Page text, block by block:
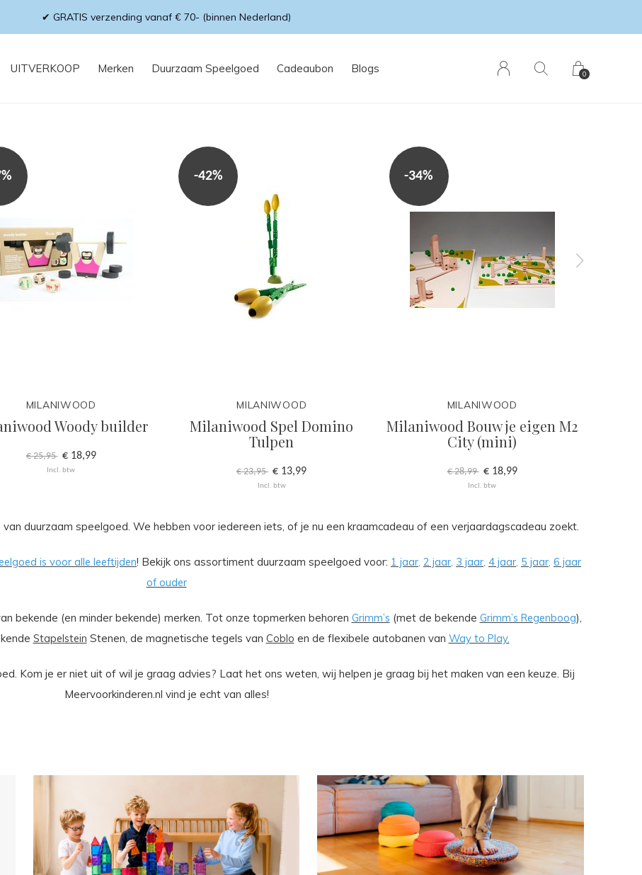
UITVERKOOP Merken Duurzaam Speelgoed Cadeaubon Blogs 0
✔ GRATIS verzending vanaf € 70- (binnen Nederland)
MILANIWOOD
Woody builder
€ 25,95 € 18,99
Incl. btw
-42%
MILANIWOOD
Milaniwood Spel Domino
Tulpen
€ 23,95 € 13,99
Incl. btw
-34%
MILANIWOOD
Milaniwood Bouw je eigen M2
City (mini)
€ 28,99 € 18,99
Incl. btw
duurzaam speelgoed. We hebben voor iedereen iets, of je nu een kraamcadeau of een verjaardagscadeau zoekt.
is voor alle leeftijden! Bekijk ons assortiment duurzaam speelgoed voor: 1 jaar, 2 jaar, 3 jaar, 4 jaar, 5 jaar, 6 jaar
of ouder
bekende (en minder bekende) merken. Tot onze topmerken behoren Grimm’s (met de bekende Grimm’s Regenboog),
Stapelstein Stenen, de magnetische tegels van Coblo en de flexibele autobanen van Way to Play.
Kom je er niet uit of wil je graag advies? Laat het ons weten, wij helpen je graag bij het maken van een keuze. Bij
Meervoorkinderen.nl vind je echt van alles!